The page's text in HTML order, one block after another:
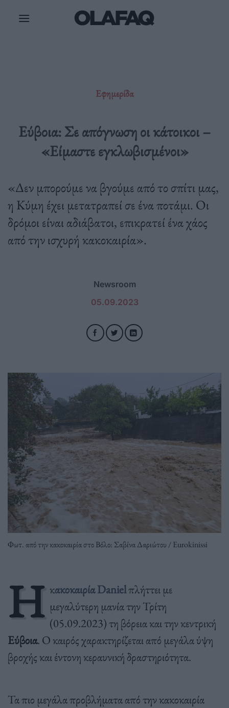
Εφημερίδα
Εύβοια: Σε απόγνωση οι κάτοικοι –
«Είμαστε εγκλωβισμένοι»
«Δεν μπορούμε να βγούμε από το σπίτι μας,
η Κύμη έχει μετατραπεί σε ένα ποτάμι. Οι
δρόμοι είναι αδιάβατοι, επικρατεί ένα χάος
από την ισχυρή κακοκαιρία».
Newsroom
05.09.2023
Φωτ. από την κακοκαιρία στο Βόλο: Σαβίνα Δαριώτου / Eurokinissi
Η κακοκαιρία Danielπλήττει με
μεγαλύτερη μανία την Τρίτη
(05.09.2023) τη βόρεια και την κεντρική
Εύβοια. Ο καιρός χαρακτηρίζεται από μεγάλα ύψη
βροχής και έντονη κεραυνική δραστηριότητα.
Τα πιο μεγάλα προβλήματα από την κακοκαιρία